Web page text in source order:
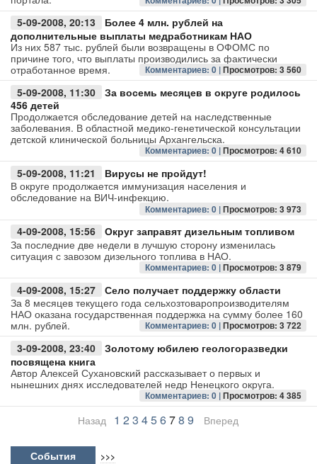
5-09-2008, 20:13
Более 4 млн. рублей на
дополнительные выплаты медработникам НАО
Из них 587 тыс. рублей были возвращены в ОФОМС по
причине того, что выплаты производились за фактически
отработанное время.
Комментариев: 0 |Просмотров: 3 560
5-09-2008, 11:30
За восемь месяцев в округе родилось
456 детей
Продолжается обследование детей на наследственные
заболевания. В областной медико-генетической консультации
детской клинической больницы Архангельска.
Комментариев: 0 |Просмотров: 4 610
5-09-2008, 11:21
Вирусы не пройдут!
В округе продолжается иммунизация населения и
обследование на ВИЧ-инфекцию.
Комментариев: 0 |Просмотров: 3 973
4-09-2008, 15:56
Округ заправят дизельным топливом
За последние две недели в лучшую сторону изменилась
ситуация с завозом дизельного топлива в НАО.
Комментариев: 0 |Просмотров: 3 879
4-09-2008, 15:27
Село получает поддержку области
За 8 месяцев текущего года сельхозтоваропроизводителям
НАО оказана государственная поддержка на сумму более 160
млн. рублей.
Комментариев: 0 |Просмотров: 3 722
3-09-2008, 23:40
Золотому юбилею геологоразведки
посвящена книга
Автор Алексей Сухановский рассказывает о первых и
нынешних днях исследователей недр Ненецкого округа.
Комментариев: 0 |Просмотров: 4 385
Назад 1 2 3 45678 9 Вперед
События >>>